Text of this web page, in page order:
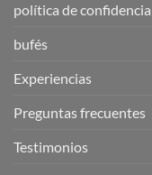
política de
bufés
Experiencias
Preguntas frecuentes
Testimonios